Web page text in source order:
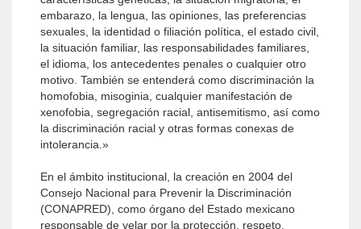
embarazo, la lengua, las opiniones, las preferencias
sexuales, la identidad o filiación política, el estado civil,
la situación familiar, las responsabilidades familiares,
el idioma, los antecedentes penales o cualquier otro
motivo. También se entenderá como discriminación la
homofobia, misoginia, cualquier manifestación de
xenofobia, segregación racial, antisemitismo, así como
la discriminación racial y otras formas conexas de
intolerancia.»
En el ámbito institucional, la creación en 2004 del
Consejo Nacional para Prevenir la Discriminación
(CONAPRED), como órgano del Estado mexicano
responsable de velar por la protección, respeto,